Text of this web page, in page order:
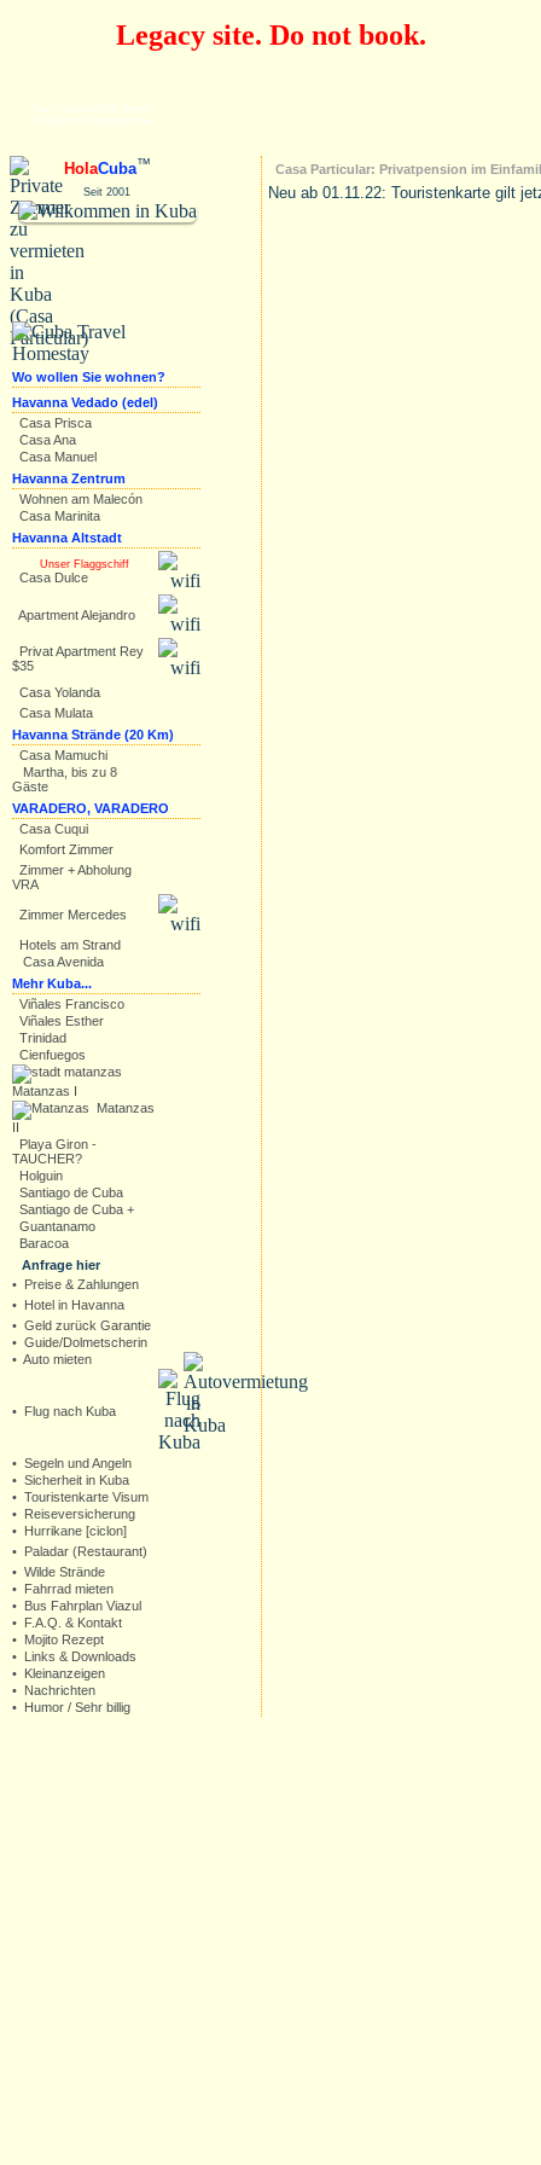
Legacy site. Do not book.
Nach Kuba 2026 reisen!
Urlaub in Privatpension
HolaCuba™
Seit 2001
Wo wollen Sie wohnen?
Havanna Vedado (edel)
Casa Prisca
Casa Ana
Casa Manuel
Havanna Zentrum
Wohnen am Malecón
Casa Marinita
Havanna Altstadt
Unser Flaggschiff
Casa Dulce
Apartment Alejandro
Privat Apartment Rey
$35
Casa Yolanda
Casa Mulata
Havanna Strände (20 Km)
Casa Mamuchi
Martha, bis zu 8
Gäste
VARADERO, VARADERO
Casa Cuqui
Komfort Zimmer
Zimmer + Abholung
VRA
Zimmer Mercedes
Hotels am Strand
Casa Avenida
Mehr Kuba...
Viñales Francisco
Viñales Esther
Trinidad
Cienfuegos
Matanzas I
Matanzas
II
Playa Giron -
TAUCHER?
Holguin
Santiago de Cuba
Santiago de Cuba +
Guantanamo
Baracoa
Anfrage hier
• Preise & Zahlungen
• Hotel in Havanna
• Geld zurück Garantie
• Guide/Dolmetscherin
• Auto mieten
• Flug nach Kuba
• Segeln und Angeln
• Sicherheit in Kuba
• Touristenkarte Visum
• Reiseversicherung
• Hurrikane [ciclon]
• Paladar (Restaurant)
• Wilde Strände
• Fahrrad mieten
• Bus Fahrplan Viazul
• F.A.Q. & Kontakt
• Mojito Rezept
• Links & Downloads
• Kleinanzeigen
• Nachrichten
• Humor / Sehr billig
Casa Particular: Privatpension im
Neu ab 01.11.22: Touristenkarte gilt